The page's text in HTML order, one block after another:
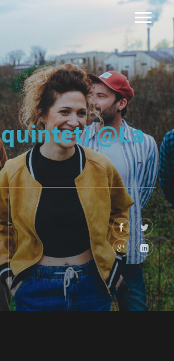
@La